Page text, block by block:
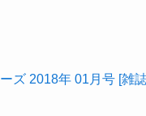
ズ 2018年 01月号 [雑